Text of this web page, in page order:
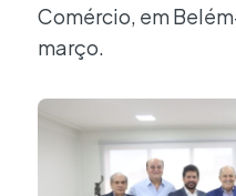
Comércio, em
março.